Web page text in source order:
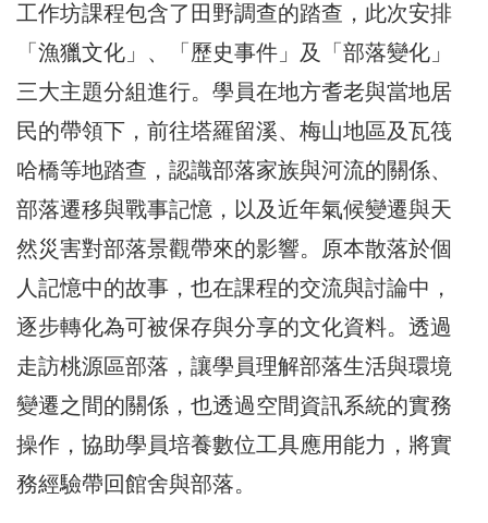
工作坊課程包含了田野調查的踏查，此次安排
「漁獵文化」、「歷史事件」及「部落變化」
三大主題分組進行。學員在地方耆老與當地居
民的帶領下，前往塔羅留溪、梅山地區及瓦筏
哈橋等地踏查，認識部落家族與河流的關係、
部落遷移與戰事記憶，以及近年氣候變遷與天
然災害對部落景觀帶來的影響。原本散落於個
人記憶中的故事，也在課程的交流與討論中，
逐步轉化為可被保存與分享的文化資料。透過
走訪桃源區部落，讓學員理解部落生活與環境
變遷之間的關係，也透過空間資訊系統的實務
操作，協助學員培養數位工具應用能力，將實
務經驗帶回館舍與部落。